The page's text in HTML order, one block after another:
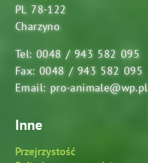
PL 78-122
Charzyno
Tel: 0048 / 943 582 095
Fax: 0048 / 943 582 095
Email: pro-animale@wp.pl
Inne
Przejrzystość